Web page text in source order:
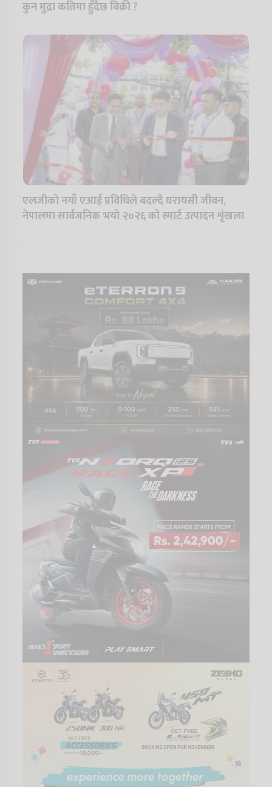
कुन मुद्रा कतिमा हुँदैछ बिक्री ?
एलजीको नयाँ एआई प्रविधिले बदल्दै घरायसी जीवन,
नेपालमा सार्वजनिक भयो २०२६ को स्मार्ट उत्पादन शृंखला